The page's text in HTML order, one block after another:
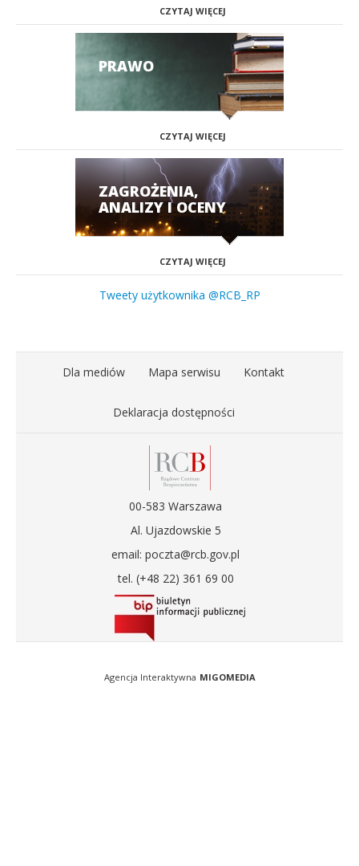
CZYTAJ WIĘCEJ
PRAWO
CZYTAJ WIĘCEJ
ZAGROŻENIA,
ANALIZY I OCENY
CZYTAJ WIĘCEJ
Tweety użytkownika @RCB_RP
Dla mediów Mapa serwisu Kontakt
Deklaracja dostępności
00-583 Warszawa
Al. Ujazdowskie 5
email: poczta@rcb.gov.pl
tel. (+48 22) 361 69 00
Agencja Interaktywna MIGOMEDIA